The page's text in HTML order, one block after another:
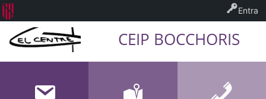
CEIP BOCCHORIS
Entra